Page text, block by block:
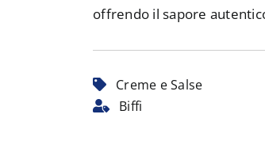
offrendo il sapore
Creme e Salse
Biffi